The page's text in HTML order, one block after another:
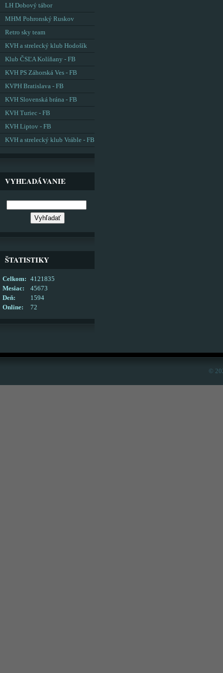
LH Dobový tábor
MHM Pohronský Ruskov
Retro sky team
KVH a strelecký klub Hodošík
Klub ČSĽA Kolíňany - FB
KVH PS Záhorská Ves - FB
KVPH Bratislava - FB
KVH Slovenská brána - FB
KVH Turiec - FB
KVH Liptov - FB
KVH a strelecký klub Vráble - FB
VYHĽADÁVANIE
ŠTATISTIKY
Online: 72
Celkom:
4121835
Mesiac:
45673
Deň:
1594
©